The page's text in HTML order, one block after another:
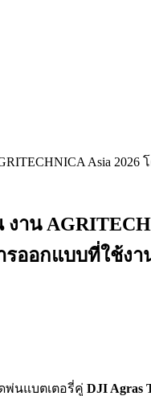
Asia
าน
อกแบบที่ใช้งา
พ่นแบตเตอรี่คู่ DJI Agras